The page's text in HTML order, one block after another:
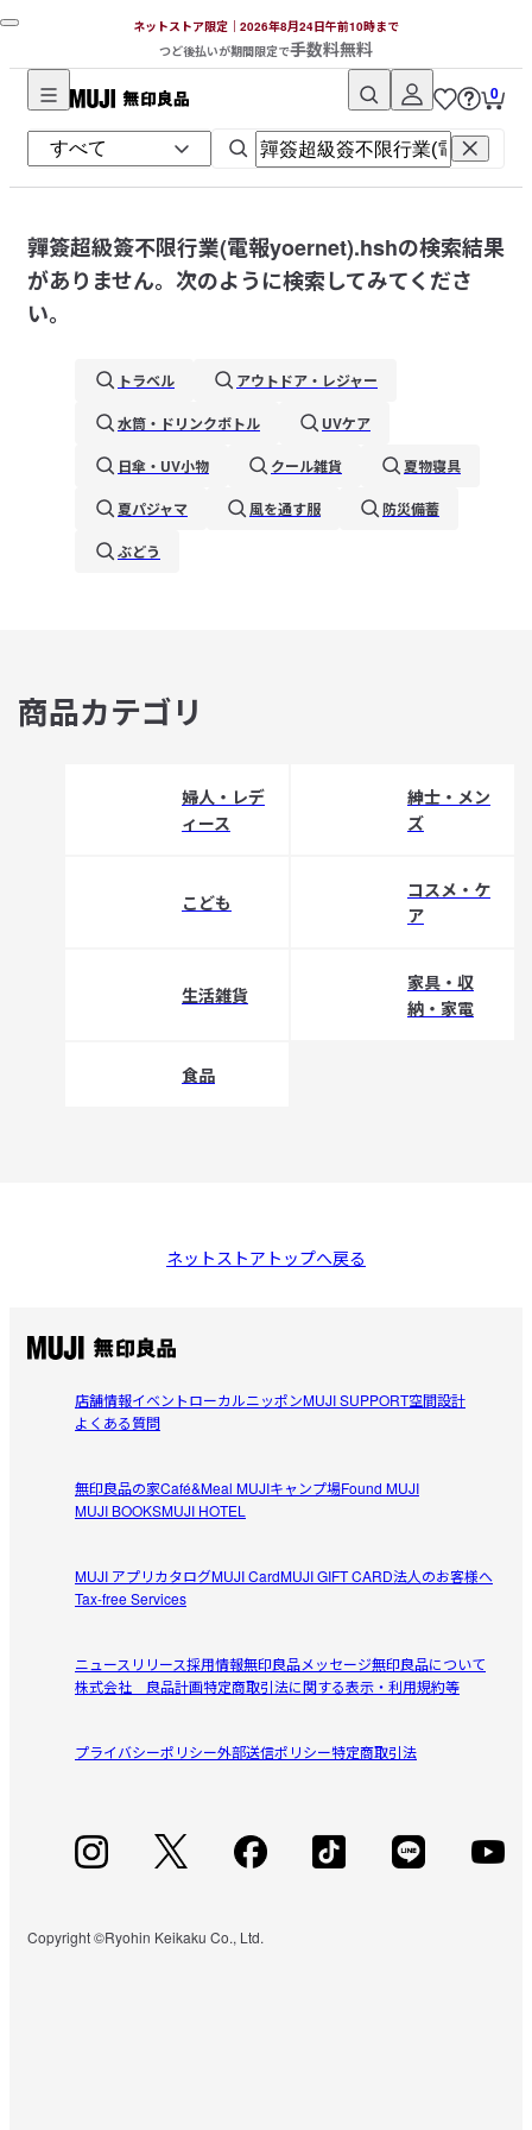
ネットストア限定｜2026年8月24日午前10時まで
つど後払いが期間限定で手数料無料
無
印
良
ネ
ッ
0
嚲簽超級簽不限行業(電報yoernet).hshの検索結果
がありません。次のように検索してみてくださ
い。
トラベル
アウトドア・レジャー
水筒・ドリンクボトル
UVケア
日傘・UV小物
クール雑貨
夏物寝具
夏パジャマ
風を通す服
防災備蓄
ぶどう
商品カテゴリ
婦人・レデ
ィース
紳士・メン
ズ
こども
コスメ・ケ
ア
生活雑貨
家具・収
納・家電
食品
ネットストアトップへ戻る
店舗情報イベントローカルニッポンMUJI SUPPORT空間設計
よくある質問
無印良品の家Café&Meal MUJIキャンプ場Found MUJI
MUJI BOOKSMUJI HOTEL
MUJI アプリカタログMUJI CardMUJI GIFT CARD法人のお客様へ
Tax-free Services
ニュースリリース採用情報無印良品メッセージ無印良品について
株式会社 良品計画特定商取引法に関する表示・利用規約等
プライバシーポリシー外部送信ポリシー特定商取引法
Copyright ©Ryohin Keikaku Co., Ltd.